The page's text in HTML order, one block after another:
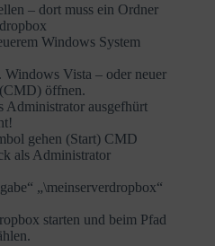
– dort muss ein Ordner
Windows System
Vista – oder neuer
öffnen.
Administrator ausgefhürt
gehen (Start) CMD
als Administrator
„\meinserverdropbox“
starten und beim Pfad